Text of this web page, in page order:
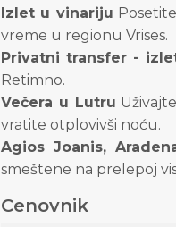
Izlet u vinariju
vreme u regionu Vrises.
Privatni transfer -
Retimno.
Večera u Lutru
vratite otplovivši noću.
Agios Joanis,
smeštene na prelepoj
Cenovnik